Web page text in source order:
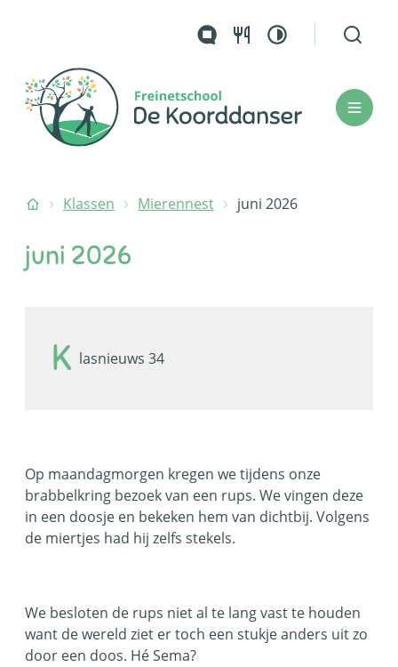
De koorddanser
QuestiOuderportaalHoog contrastZoek
Menu
Startpagina
Klassen Mierennest juni 2026
juni 2026
K lasnieuws 34
Op maandagmorgen kregen we tijdens onze
brabbelkring bezoek van een rups. We vingen deze
in een doosje en bekeken hem van dichtbij. Volgens
de miertjes had hij zelfs stekels.
We besloten de rups niet al te lang vast te houden
want de wereld ziet er toch een stukje anders uit zo
door een doos. Hé Sema?